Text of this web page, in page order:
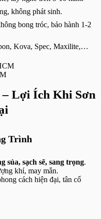
không phát sinh.
bong tróc, bảo hành 1-2
Kova, Spec, Maxilite,…
– Lợi Ích Khi Sơn
Trình
sủa, sạch sẽ, sang trọng.
khí, may mắn.
cách hiện đại, tân cổ